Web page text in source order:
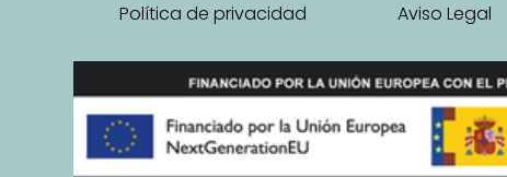
Política de privacidad Aviso Legal